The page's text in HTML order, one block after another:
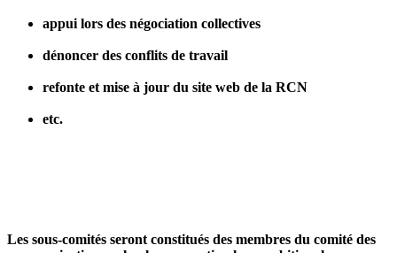
appui lors des négociation collectives
dénoncer des conflits de travail
refonte et mise à jour du site web de la RCN
etc.
Les sous-comités seront constitués des membres du comité des